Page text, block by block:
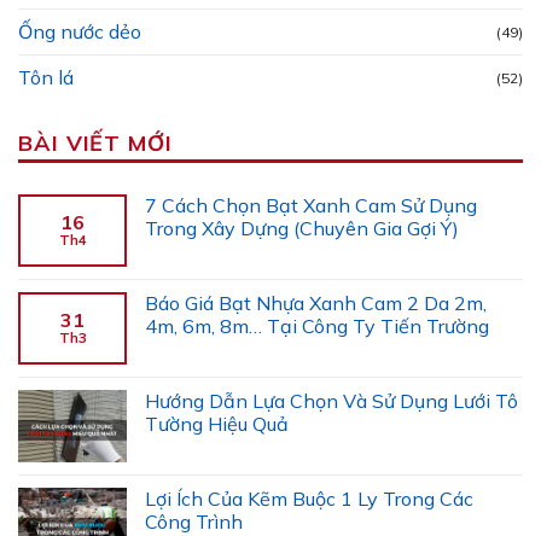
Ống nước dẻo (49)
Tôn lá (52)
BÀI VIẾT MỚI
16
Th4
7 Cách Chọn Bạt Xanh Cam Sử Dụng
Trong Xây Dựng (Chuyên Gia Gợi Ý)
31
Th3
Báo Giá Bạt Nhựa Xanh Cam 2 Da 2m,
4m, 6m, 8m… Tại Công Ty Tiến Trường
Hướng Dẫn Lựa Chọn Và Sử Dụng Lưới Tô
Tường Hiệu Quả
Lợi Ích Của Kẽm Buộc 1 Ly Trong Các
Công Trình